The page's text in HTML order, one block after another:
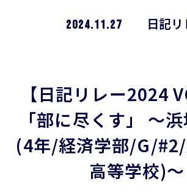
2024.11.27 日記リ
【日記リレー2024
「部に尽くす」 ～
(4年/経済学部/G/
高等学校)～